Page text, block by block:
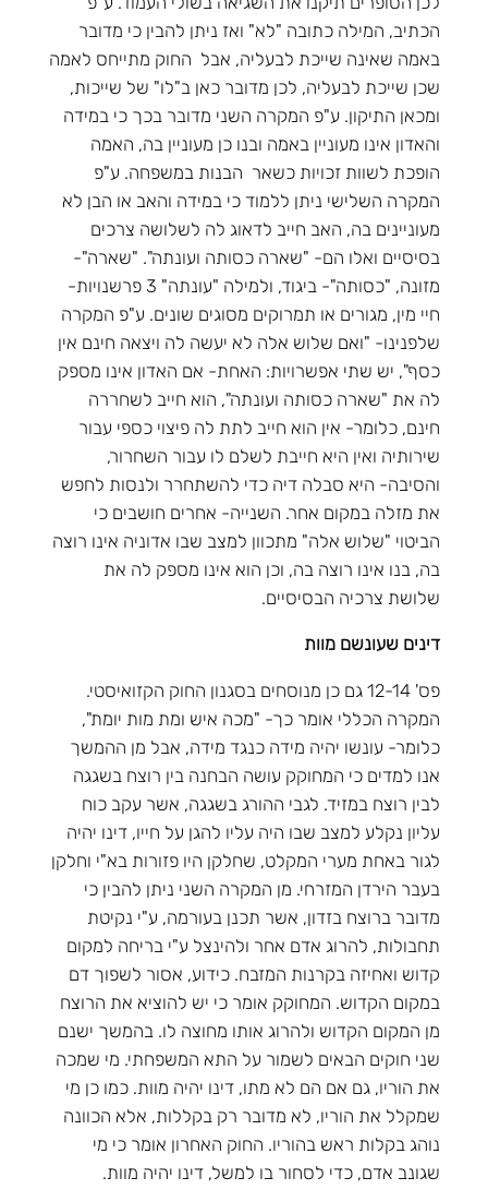
הכתיב, המילה כתובה "לא" ואז ניתן להבין כי מדובר
באמה שאינה שייכת לבעליה, אבל החוק מתייחס לאמה
שכן שייכת לבעליה, לכן מדובר כאן ב"לו" של שייכות,
ומכאן התיקון. ע"פ המקרה השני מדובר בכך כי במידה
והאדון אינו מעוניין באמה ובנו כן מעוניין בה, האמה
הופכת לשוות זכויות כשאר הבנות במשפחה. ע"פ
המקרה השלישי ניתן ללמוד כי במידה והאב או הבן לא
מעוניינים בה, האב חייב לדאוג לה לשלושה צרכים
בסיסיים ואלו הם- "שארה כסותה ועונתה". "שארה"-
מזונה, "כסותה"- ביגוד, ולמילה "עונתה" 3 פרשנויות-
חיי מין, מגורים או תמרוקים מסוגים שונים. ע"פ המקרה
שלפנינו- "ואם שלוש אלה לא יעשה לה ויצאה חינם אין
כסף", יש שתי אפשרויות: האחת- אם האדון אינו מספק
לה את "שארה כסותה ועונתה", הוא חייב לשחררה
חינם, כלומר- אין הוא חייב לתת לה פיצוי כספי עבור
שירותיה ואין היא חייבת לשלם לו עבור השחרור,
והסיבה- היא סבלה דיה כדי להשתחרר ולנסות לחפש
את מזלה במקום אחר. השנייה- אחרים חושבים כי
הביטוי "שלוש אלה" מתכוון למצב שבו אדוניה אינו רוצה
בה, בנו אינו רוצה בה, וכן הוא אינו מספק לה את
שלושת צרכיה הבסיסיים.
דינים שעונשם מוות
פס' 12-14 גם כן מנוסחים בסגנון החוק הקזואיסטי.
המקרה הכללי אומר כך- "מכה איש ומת מות יומת",
כלומר- עונשו יהיה מידה כנגד מידה, אבל מן ההמשך
אנו למדים כי המחוקק עושה הבחנה בין רוצח בשגגה
לבין רוצח במזיד. לגבי ההורג בשגגה, אשר עקב כוח
עליון נקלע למצב שבו היה עליו להגן על חייו, דינו יהיה
לגור באחת מערי המקלט, שחלקן היו פזורות בא"י וחלקן
בעבר הירדן המזרחי. מן המקרה השני ניתן להבין כי
מדובר ברוצח בזדון, אשר תכנן בעורמה, ע"י נקיטת
תחבולות, להרוג אדם אחר ולהינצל ע"י בריחה למקום
קדוש ואחיזה בקרנות המזבח. כידוע, אסור לשפוך דם
במקום הקדוש. המחוקק אומר כי יש להוציא את הרוצח
מן המקום הקדוש ולהרוג אותו מחוצה לו. בהמשך ישנם
שני חוקים הבאים לשמור על התא המשפחתי. מי שמכה
את הוריו, גם אם הם לא מתו, דינו יהיה מוות. כמו כן מי
שמקלל את הוריו, לא מדובר רק בקללות, אלא הכוונה
נוהג בקלות ראש בהוריו. החוק האחרון אומר כי מי
שגונב אדם, כדי לסחור בו למשל, דינו יהיה מוות.